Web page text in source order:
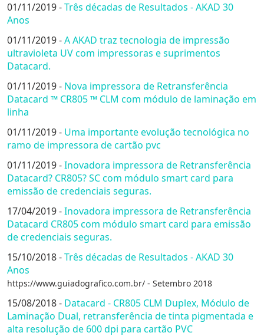
01/11/2019 -Três décadas de Resultados - AKAD 30
Anos
01/11/2019 -A AKAD traz tecnologia de impressão
ultravioleta UV com impressoras e suprimentos
Datacard.
01/11/2019 - Nova impressora de Retransferência
Datacard ™ CR805 ™ CLM com módulo de laminação em
linha
01/11/2019 - Uma importante evolução tecnológica no
ramo de impressora de cartão pvc
01/11/2019 -Inovadora impressora de Retransferência
Datacard? CR805? SC com módulo smart card para
emissão de credenciais seguras.
17/04/2019 -Inovadora impressora de Retransferência
Datacard CR805 com módulo smart card para emissão
de credenciais seguras.
15/10/2018 -Três décadas de Resultados - AKAD 30
Anos
https://www.guiadografico.com.br/ - Setembro 2018
15/08/2018 - Datacard - CR805 CLM Duplex, Módulo de
Laminação Dual, retransferência de tinta pigmentada e
alta resolução de 600 dpi para cartão PVC